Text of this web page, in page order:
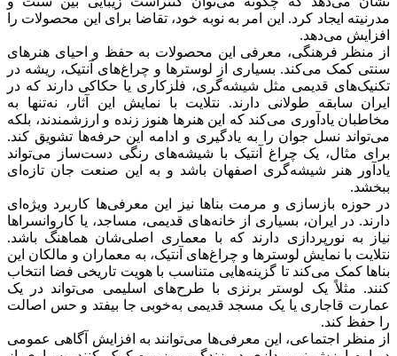
مدرنیته ایجاد کرد. این امر به نوبه خود، تقاضا برای این محصولات را
افزایش می‌دهد.
از منظر فرهنگی، معرفی این محصولات به حفظ و احیای هنرهای
سنتی کمک می‌کند. بسیاری از لوسترها و چراغ‌های آنتیک، ریشه در
تکنیک‌های قدیمی مثل شیشه‌گری، فلزکاری یا حکاکی دارند که در
ایران سابقه طولانی دارند. نتلایت با نمایش این آثار، نه‌تنها به
مخاطبان یادآوری می‌کند که این هنرها هنوز زنده و ارزشمندند، بلکه
می‌تواند نسل جوان را به یادگیری و ادامه این حرفه‌ها تشویق کند.
برای مثال، یک چراغ آنتیک با شیشه‌های رنگی دست‌ساز می‌تواند
یادآور هنر شیشه‌گری اصفهان باشد و به این صنعت جان تازه‌ای
ببخشد.
در حوزه بازسازی و مرمت بناها نیز این معرفی‌ها کاربرد ویژه‌ای
دارند. در ایران، بسیاری از خانه‌های قدیمی، مساجد، یا کاروانسراها
نیاز به نورپردازی دارند که با معماری اصلی‌شان هماهنگ باشد.
نتلایت با نمایش لوسترها و چراغ‌های آنتیک، به معماران و مالکان این
بناها کمک می‌کند تا گزینه‌هایی متناسب با هویت تاریخی فضا انتخاب
کنند. مثلاً یک لوستر برنزی با طرح‌های اسلیمی می‌تواند در یک
عمارت قاجاری یا یک مسجد قدیمی به‌خوبی جا بیفتد و حس اصالت
را حفظ کند.
از منظر اجتماعی، این معرفی‌ها می‌توانند به افزایش آگاهی عمومی